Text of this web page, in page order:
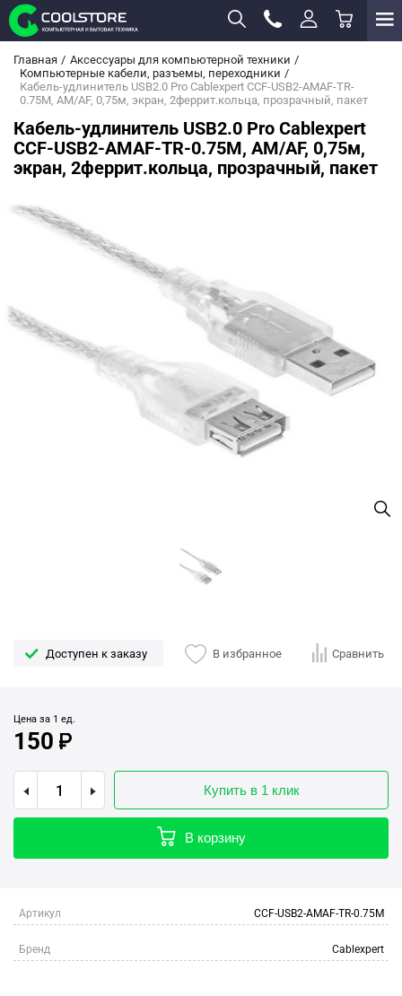
Главная
Аксессуары для компьютерной техники
Компьютерные кабели, разъемы, переходники
Кабель-удлинитель USB2.0 Pro Cablexpert CCF-USB2-AMAF-TR-
0.75M, AM/AF, 0,75м, экран, 2феррит.кольца, прозрачный, пакет
Кабель-удлинитель USB2.0 Pro Cablexpert
CCF-USB2-AMAF-TR-0.75M, AM/AF, 0,75м,
экран, 2феррит.кольца, прозрачный, пакет
Доступен к заказу В избранное Сравнить
Цена за 1 ед.
150
Купить в 1 клик
В корзину
Артикул CCF-USB2-AMAF-TR-0.75M
Бренд Cablexpert